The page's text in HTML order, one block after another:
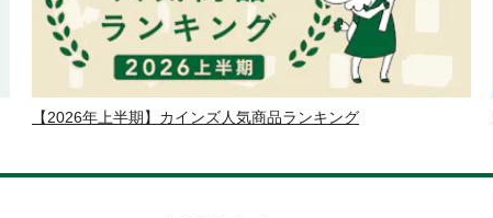
【2026年上半期】カインズ人気商品ランキング